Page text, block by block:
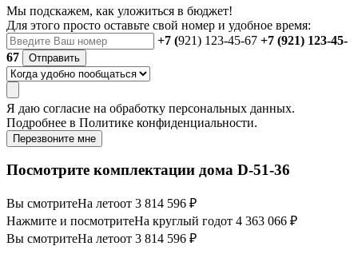
Мы подскажем, как уложиться в бюджет!
Для этого просто оставьте свой номер и удобное время:
+7 (921) 123-45-67 +7 (921) 123-45-
67
Отправить
Я даю согласие на обработку персональных данных.
Подробнее в Политике конфиденциальности.
Перезвоните мне
Посмотрите комплектации дома D-51-36
Вы смотритеНа летоот 3 814 596 ₽
Нажмите и посмотритеНа круглый годот 4 363 066 ₽
Вы смотритеНа летоот 3 814 596 ₽